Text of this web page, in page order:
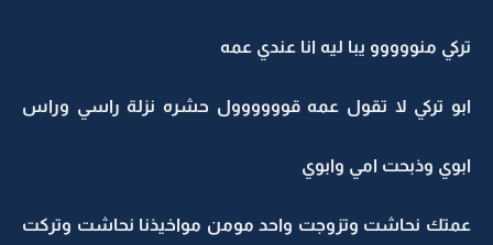
تركي منووووو يبا ليه انا عندي عمه
ابو تركي لا تقول عمه قوووووول حشره نزلة راسي وراس
ابوي وذبحت امي وابوي
عمتك نحاشت وتزوجت واحد مومن مواخيذنا نحاشت وتركت